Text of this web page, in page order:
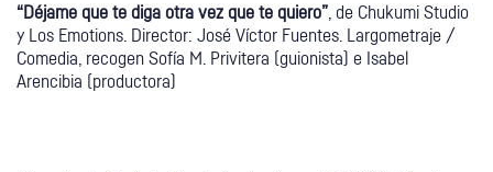
“Déjame que te diga otra vez que te quiero” , de Chukumi Studio
y Los Emotions. Director: José Víctor Fuentes. Largometraje /
Comedia, recogen Sofía M. Privitera (guionista) e Isabel
Arencibia (productora)